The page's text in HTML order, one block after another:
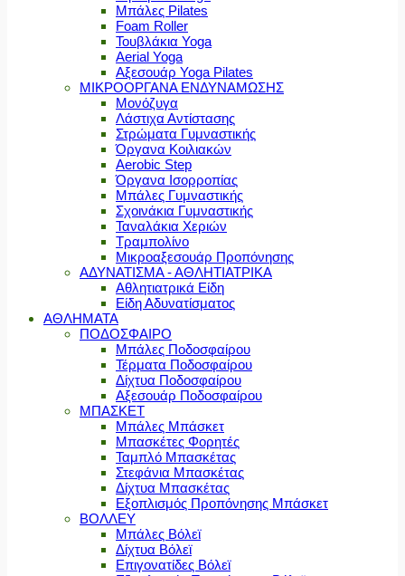
Μπάλες Pilates
Foam Roller
Τουβλάκια Yoga
Aerial Yoga
Αξεσουάρ Yoga Pilates
ΜΙΚΡΟΟΡΓΑΝΑ ΕΝΔΥΝΑΜΩΣΗΣ
Μονόζυγα
Λάστιχα Αντίστασης
Στρώματα Γυμναστικής
Όργανα Κοιλιακών
Aerobic Step
Όργανα Ισορροπίας
Μπάλες Γυμναστικής
Σχοινάκια Γυμναστικής
Ταναλάκια Χεριών
Τραμπολίνο
Μικροαξεσουάρ Προπόνησης
ΑΔΥΝΑΤΙΣΜΑ - ΑΘΛΗΤΙΑΤΡΙΚΑ
Αθλητιατρικά Είδη
Είδη Αδυνατίσματος
ΑΘΛΗΜΑΤΑ
ΠΟΔΟΣΦΑΙΡΟ
Μπάλες Ποδοσφαίρου
Τέρματα Ποδοσφαίρου
Δίχτυα Ποδοσφαίρου
Αξεσουάρ Ποδοσφαίρου
ΜΠΑΣΚΕΤ
Μπάλες Μπάσκετ
Μπασκέτες Φορητές
Ταμπλό Μπασκέτας
Στεφάνια Μπασκέτας
Δίχτυα Μπασκέτας
Εξοπλισμός Προπόνησης Μπάσκετ
ΒΟΛΛΕΥ
Μπάλες Βόλεϊ
Δίχτυα Βόλεϊ
Επιγονατίδες Βόλεϊ